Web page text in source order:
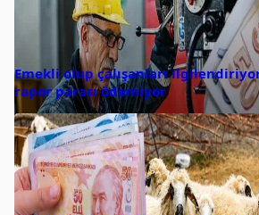
Emekli olup çalışanları
rapor parası ödemiyor